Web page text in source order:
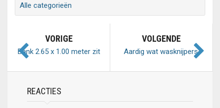
Alle categorieën
VORIGE
Bank 2.65 x 1.00 meter zit
VOLGENDE
Aardig wat wasknijpers,
REACTIES